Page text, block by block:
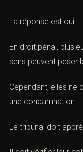
concordants ?
La réponse est oui.
même sens
une condamnation.